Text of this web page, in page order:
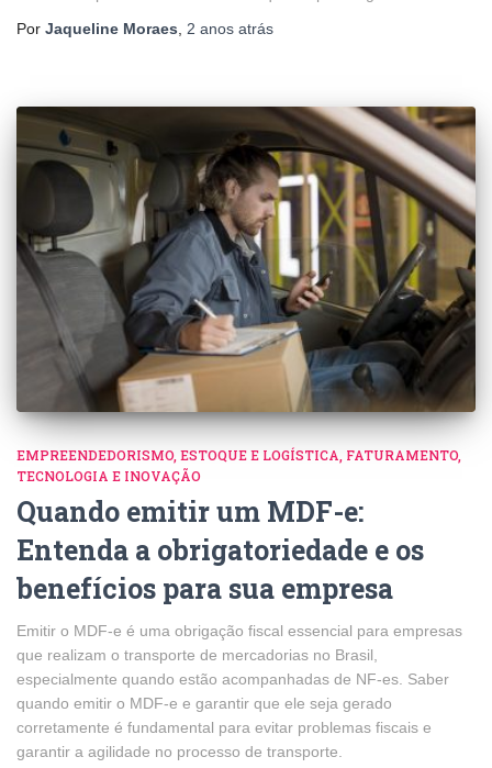
Por Jaqueline Moraes 2 anos atrás
EMPREENDEDORISMO ESTOQUE E LOGÍSTICA FATURAMENTO
TECNOLOGIA E INOVAÇÃO
Quando emitir um MDF-e:
Entenda a obrigatoriedade e os
benefícios para sua empresa
Emitir o MDF-e é uma obrigação fiscal essencial para empresas
que realizam o transporte de mercadorias no Brasil,
especialmente quando estão acompanhadas de NF-es. Saber
quando emitir o MDF-e e garantir que ele seja gerado
corretamente é fundamental para evitar problemas fiscais e
garantir a agilidade no processo de transporte.